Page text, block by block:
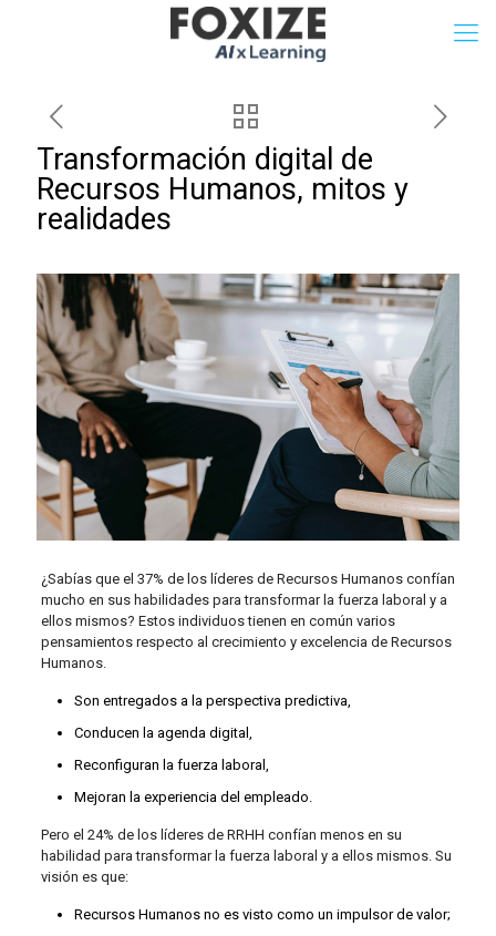
Transformación digital de
Recursos Humanos, mitos y
realidades
¿Sabías que el 37% de los líderes de Recursos Humanos confían
mucho en sus habilidades para transformar la fuerza laboral y a
ellos mismos? Estos individuos tienen en común varios
pensamientos respecto al crecimiento y excelencia de Recursos
Humanos.
Son entregados a la perspectiva predictiva,
Conducen la agenda digital,
Reconfiguran la fuerza laboral,
Mejoran la experiencia del empleado.
Pero el 24% de los líderes de RRHH confían menos en su
habilidad para transformar la fuerza laboral y a ellos mismos. Su
visión es que:
Recursos Humanos no es visto como un impulsor de valor;